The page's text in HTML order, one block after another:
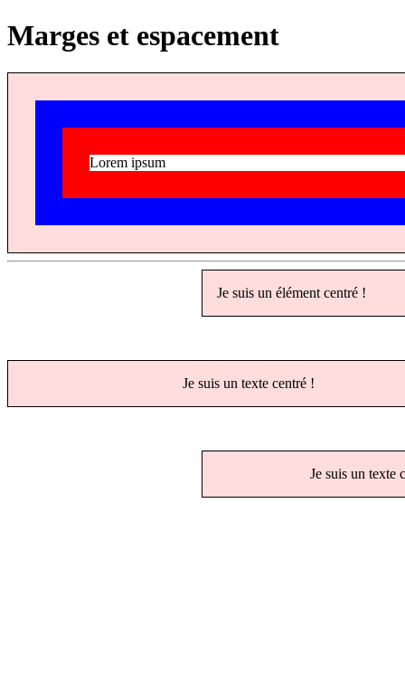
Marges et espacement
Lorem ipsum
Je suis un élément centré !
Je suis un texte centré !
Je suis un texte